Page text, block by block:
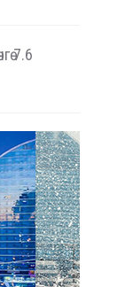
7.6
олгох
хувийн